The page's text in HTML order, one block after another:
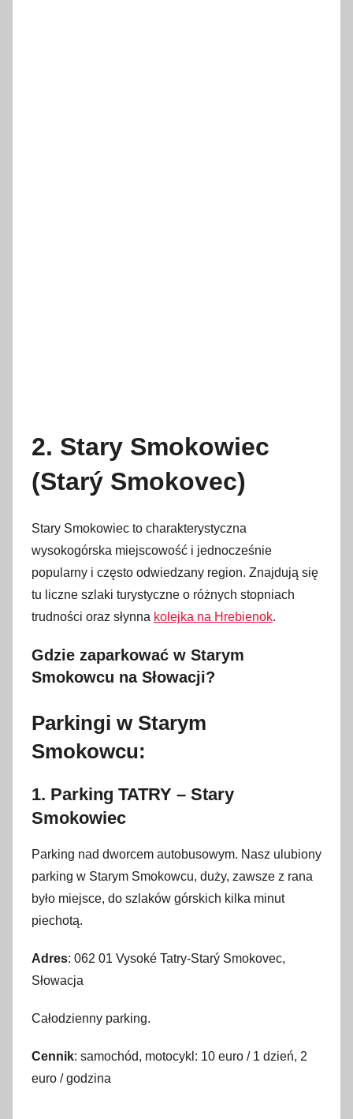
2. Stary Smokowiec
(Starý Smokovec)
Stary Smokowiec to charakterystyczna
wysokogórska miejscowość i jednocześnie
popularny i często odwiedzany region. Znajdują się
tu liczne szlaki turystyczne o różnych stopniach
trudności oraz słynna kolejka na Hrebienok.
Gdzie zaparkować w Starym
Smokowcu na Słowacji?
Parkingi w Starym
Smokowcu:
1. Parking TATRY – Stary
Smokowiec
Parking nad dworcem autobusowym. Nasz ulubiony
parking w Starym Smokowcu, duży, zawsze z rana
było miejsce, do szlaków górskich kilka minut
piechotą.
Adres: 062 01 Vysoké Tatry-Starý Smokovec,
Słowacja
Całodzienny parking.
Cennik: samochód, motocykl: 10 euro / 1 dzień, 2
euro / godzina